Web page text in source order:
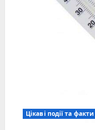
Цікаві події та факти